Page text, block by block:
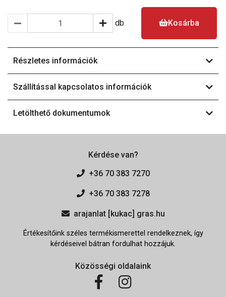
db Kosárba
Részletes információk
Szállítással kapcsolatos információk
Letölthető dokumentumok
Kérdése van?
+36 70 383 7270
+36 70 383 7278
arajanlat [kukac] gras.hu
Értékesítőink széles termékismerettel rendelkeznek, így
kérdéseivel bátran fordulhat hozzájuk.
Közösségi oldalaink